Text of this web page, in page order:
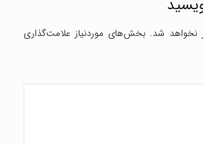
نخواهد شد. بخش‌های موردنیاز علامت‌گذاری